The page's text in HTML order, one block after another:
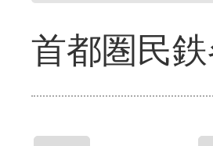
首都圏民